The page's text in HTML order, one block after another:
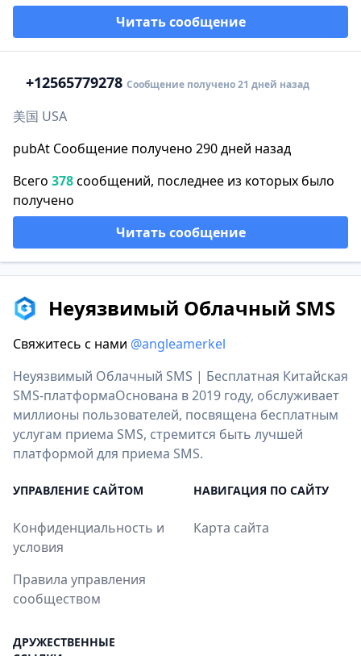
Читать сообщение
+12565779278 Сообщение получено 21 дней назад
美国 USA
pubAt Сообщение получено 290 дней назад
Всего 378сообщений, последнее из которых было
получено
Читать сообщение
Неуязвимый Облачный SMS
Свяжитесь с нами @angleamerkel
Неуязвимый Облачный SMS | Бесплатная Китайская
SMS-платформаОснована в 2019 году, обслуживает
миллионы пользователей, посвящена бесплатным
услугам приема SMS, стремится быть лучшей
платформой для приема SMS.
УПРАВЛЕНИЕ САЙТОМ
Конфиденциальность и
условия
Правила управления
сообществом
НАВИГАЦИЯ ПО САЙТУ
Карта сайта
ДРУЖЕСТВЕННЫЕ